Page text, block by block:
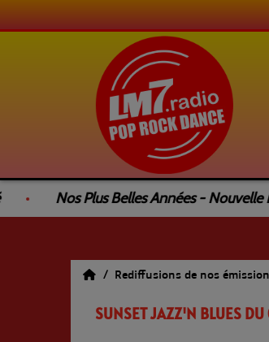
Nos Plus Belles Années - Nouvelle
Rediffusions de nos
SUNSET JAZZ'N BLUES